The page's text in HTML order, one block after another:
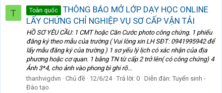
T Toàn quốc
THÔNG BÁO MỞ LỚP DẠY HỌC ONLINE
LẤY CHỨNG CHỈ NGHIỆP VỤ SƠ CẤP VẬN TẢI
HỒ SƠ YÊU CẦU: 1 CMT hoặc Căn Cước photo công chứng. 1 phiếu
đăng ký theo mẫu của trường ( Vui lòng xin LH SĐT: 0941995942 để
lấy mẫu đăng ký của trường ) 1 sơ yếu lý lịch có xác nhận của địa
phương hoặc cơ quan. 1 bằng TN từ cấp 2 trở lên( có công chứng) 4
Ảnh 3*4, cho ảnh vào phong bì ghi rõ...
thanhvigdvn
Chủ đề 12/6/24 Trả lời: 0 Diễn đàn: Tuyển sinh -
Đào tạo